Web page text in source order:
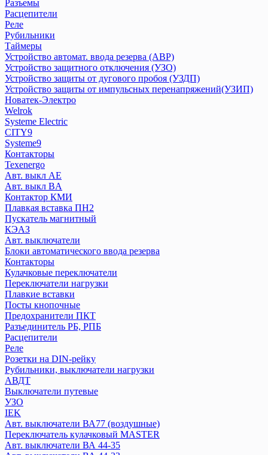
Дифференциальный автомат АВДТ
Дифференциальный автомат АД
Контакторы
Ограничитель импульсных напряжений ОПВ
Переключатели
Плавкие вставки ПВЦ,ППН
Приставка контактная
Пускатели КМЭ
Разъемы
Расцепители
Реле
Рубильники
Таймеры
Устройство автомат. ввода резерва (АВР)
Устройство защитного отключения (УЗО)
Устройство защиты от дугового пробоя (УЗДП)
Устройство защиты от импульсных перенапряжений(УЗИП)
Новатек-Электро
Welrok
Systeme Electric
CITY9
Systeme9
Контакторы
Texenergo
Реле времени
Авт. выкл AE
Авт. выкл BA
Контактор КМИ
Плавкая вставка ПН2
Пускатель магнитный
Разъемы
Расцепители
Реле
Рубильники
Таймеры
Устройство автомат. ввода резерва (АВР)
Устройство защитного отключения (УЗО)
Устройство защиты от дугового пробоя (УЗДП)
Устройство защиты от импульсных перенапряжений(УЗИП)
Новатек-Электро
Welrok
Systeme Electric
CITY9
Systeme9
Контакторы
Texenergo
Авт. выкл AE
Авт. выкл BA
Контактор КМИ
Плавкая вставка ПН2
Пускатель магнитный
КЭАЗ
Авт. выключатели
Блоки автоматического ввода резерва
Контакторы
Кулачковые переключатели
Переключатели нагрузки
Плавкие вставки
Посты кнопочные
Предохранители ПКТ
Разъединитель РБ, РПБ
Расцепители
Реле
Розетки на DIN-рейку
Рубильники, выключатели нагрузки
АВДТ
Выключатели путевые
УЗО
IEK
Авт. выключатели ВА77 (воздушные)
Переключатель кулачковый MASTER
Авт. выключатели ВА 44-35